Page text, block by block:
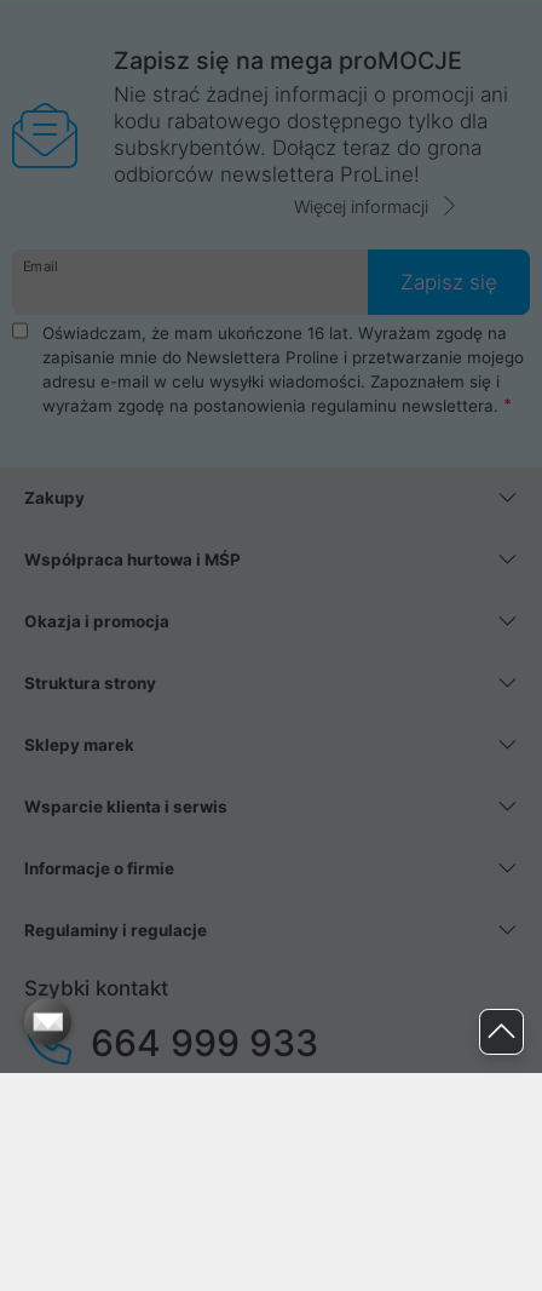
Zapisz się na mega proMOCJE
Nie strać żadnej informacji o promocji ani
kodu rabatowego dostępnego tylko dla
subskrybentów. Dołącz teraz do grona
odbiorców newslettera ProLine!
Więcej informacji
Email
Zapisz się
Oświadczam, że mam ukończone 16 lat. Wyrażam zgodę na
zapisanie mnie do Newslettera Proline i przetwarzanie mojego
adresu e-mail w celu wysyłki wiadomości. Zapoznałem się i
wyrażam zgodę na postanowienia regulaminu newslettera.
Zakupy
Współpraca hurtowa i MŚP
Okazja i promocja
Struktura strony
Sklepy marek
Wsparcie klienta i serwis
Informacje o firmie
Regulaminy i regulacje
Szybki kontakt
664 999 933